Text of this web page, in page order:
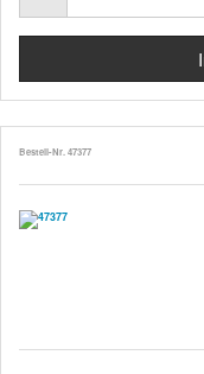
Bestell-Nr. 47377